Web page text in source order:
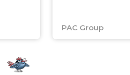
PAC Group